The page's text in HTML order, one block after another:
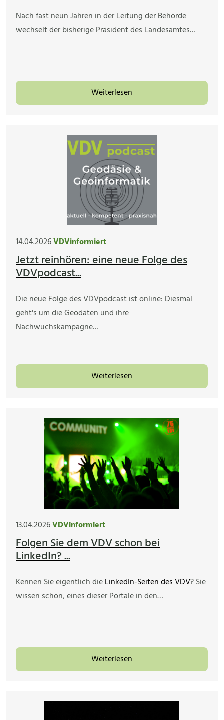
Nach fast neun Jahren in der Leitung der Behörde
wechselt der bisherige Präsident des Landesamtes…
Weiterlesen
14.04.2026VDVinformiert
Jetzt reinhören: eine neue Folge des
VDVpodcast...
Die neue Folge des VDVpodcast ist online: Diesmal
geht's um die Geodäten und ihre
Nachwuchskampagne…
Weiterlesen
13.04.2026VDVinformiert
Folgen Sie dem VDV schon bei
LinkedIn? ...
Kennen Sie eigentlich dieLinkedIn-Seiten des VDV? Sie
wissen schon, eines dieser Portale in den…
Weiterlesen